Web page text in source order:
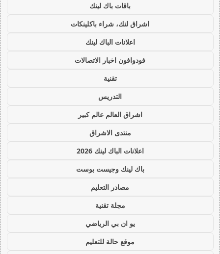
باقات باك لينك
اشراق لنك، شراء باكلينكات
اعلانات الباك لينك
فودوافون اخبار الاتصالات
تقنية
التدريس
اشراق العالم عالم كبير
منتدى الاشراق
اعلانات الباك لينك 2026
باك لينك وجيست بوست
مصادر التعليم
مجلة تقنية
يو ان بي الرياضي
موقع حالة للتعليم